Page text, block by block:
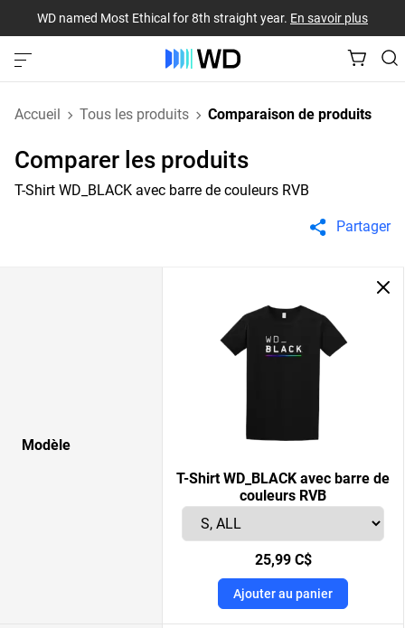
WD named Most Ethical for 8th straight year. En savoir plus
Accueil Tous les produits Comparaison de produits
Comparer les produits
T-Shirt WD_BLACK avec barre de couleurs RVB
Partager
Modèle
T-Shirt WD_BLACK avec barre de
couleurs RVB
25,99 C$
Ajouter au panier